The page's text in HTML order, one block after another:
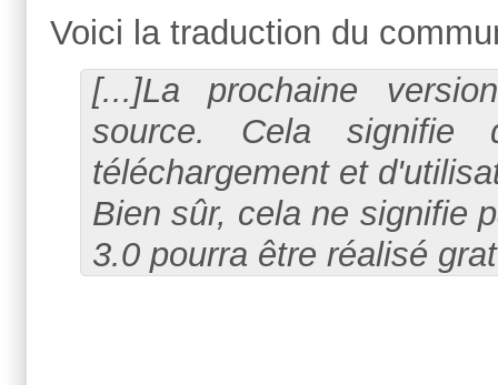
Voici la traduction du
[...]La prochaine
source. Cela
téléchargement et
Bien sûr, cela ne signifie
3.0 pourra être réalisé